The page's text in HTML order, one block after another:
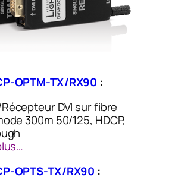
OPTM-TX/RX90 :
DVI sur fibre
300m 50/125, HDCP,
OPTS-TX/RX90 :